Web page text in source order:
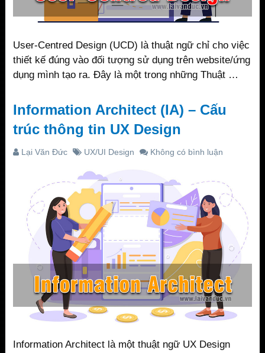
User-Centred Design (UCD) là thuật ngữ chỉ cho việc
thiết kế đúng vào đối tượng sử dụng trên website/ứng
dụng mình tạo ra. Đây là một trong những Thuật …
Information Architect (IA) – Cấu
trúc thông tin UX Design
Lại Văn Đức UX/UI Design Không có bình luận
Information Architect là một thuật ngữ UX Design